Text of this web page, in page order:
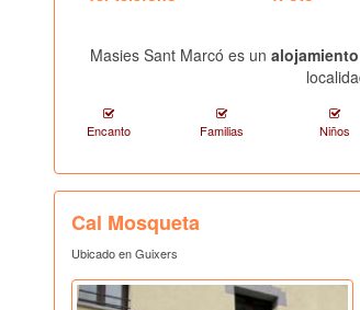
Masies Sant Marcó es un
Encanto Familias Niños
Cal Mosqueta
Ubicado en Guixers